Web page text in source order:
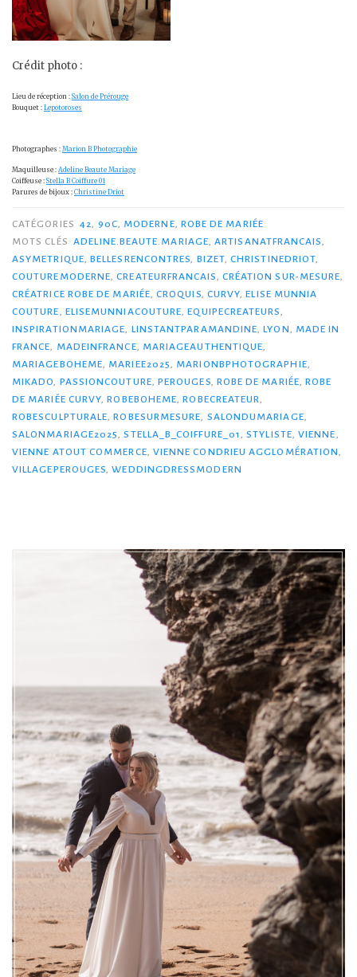
Crédit photo :
Lieu de réception : Salon de Prérouge
Bouquet : Lepotoroses
Photographes : Marion B Photographie
Maquilleuse : Adeline Beaute Mariage
Coiffeuse : Stella B Coiffure 01
Parures de bijoux : Christine Driot
CATÉGORIES 42, 90C, MODERNE, ROBE DE MARIÉE
MOTS CLÉS ADELINE.BEAUTE.MARIAGE,ARTISANATFRANCAIS,
ASYMETRIQUE,BELLESRENCONTRES, BIZET,CHRISTINEDRIOT,
COUTUREMODERNE,CREATEURFRANCAIS, CRÉATION SUR-MESURE,
CRÉATRICE ROBE DE MARIÉE,CROQUIS, CURVY,ELISE MUNNIA
COUTURE, ELISEMUNNIACOUTURE,EQUIPECREATEURS,
INSPIRATIONMARIAGE, LINSTANTPARAMANDINE,LYON, MADE IN
FRANCE, MADEINFRANCE, MARIAGEAUTHENTIQUE,
MARIAGEBOHEME, MARIEE2025, MARIONBPHOTOGRAPHIE,
MIKADO, PASSIONCOUTURE, PEROUGES, ROBE DE MARIÉE,ROBE
DE MARIÉE CURVY,ROBEBOHEME,ROBECREATEUR,
ROBESCULPTURALE,ROBESURMESURE, SALONDUMARIAGE,
SALONMARIAGE2025,STELLA_B_COIFFURE_01,STYLISTE,VIENNE,
VIENNE ATOUT COMMERCE, VIENNE CONDRIEU AGGLOMÉRATION,
VILLAGEPEROUGES,WEDDINGDRESSMODERN